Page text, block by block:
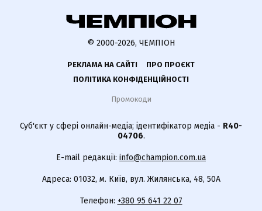
© 2000-2026, ЧЕМПІОН
РЕКЛАМА НА САЙТІ
ПРО ПРОЄКТ
ПОЛІТИКА КОНФІДЕНЦІЙНОСТІ
Промокоди
Суб'єкт у сфері онлайн-медіа; ідентифікатор медіа - R40-
04706.
E-mail редакції: info@champion.com.ua
Адреса: 01032, м. Київ, вул. Жилянська, 48, 50А
Телефон: +380 95 641 22 07